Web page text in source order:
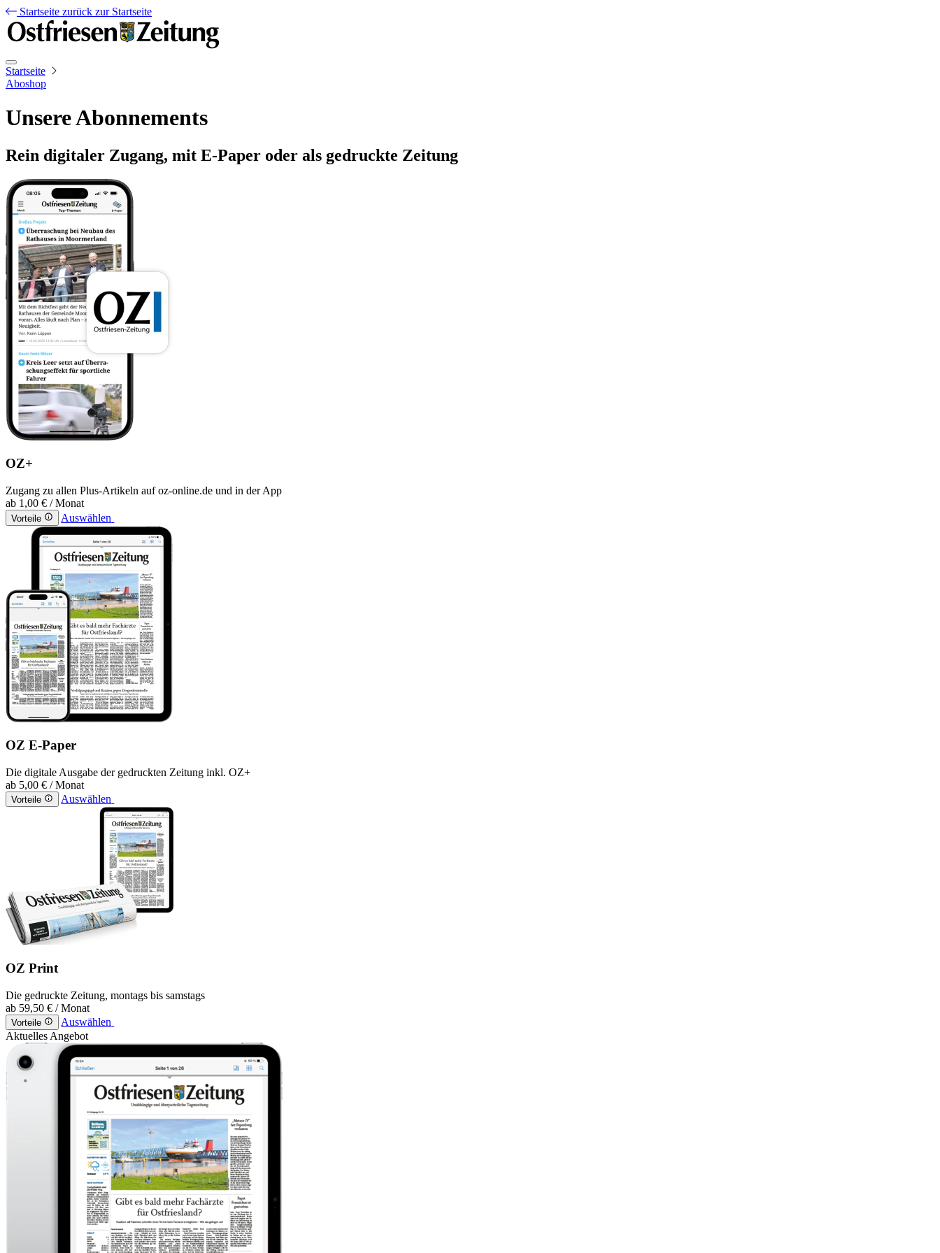
Startseite zurück zur Startseite
Startseite
Aboshop
Unsere Abonnements
Rein digitaler Zugang, mit E-Paper oder als gedruckte Zeitung
OZ+
Zugang zu allen Plus-Artikeln auf oz-online.de und in der App
ab 1,00 € / Monat
Vorteile Auswählen
OZ E-Paper
Die digitale Ausgabe der gedruckten Zeitung inkl. OZ+
ab 5,00 € / Monat
Vorteile Auswählen
OZ Print
Die gedruckte Zeitung, montags bis samstags
ab 59,50 € / Monat
Vorteile
Auswählen
Aktuelles Angebot